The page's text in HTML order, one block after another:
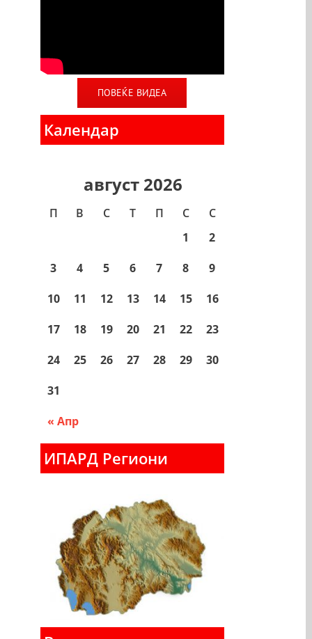
ПОВЕЌЕ ВИДЕА
Календар
август 2026
П В С T П С С
« Апр
1
2
3
4 5 6 7 8
9
10
11 12 13 14 15
16
17
18 19 20 21 22
23
24
25 26 27 28 29
30
31
ИПАРД Региони